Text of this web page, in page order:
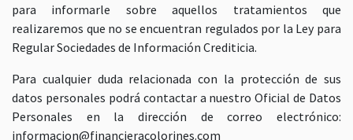
para informarle sobre aquellos tratamientos que
realizaremos que no se encuentran regulados por la Ley para
Regular Sociedades de Información Crediticia.
Para cualquier duda relacionada con la protección de sus
datos personales podrá contactar a nuestro Oficial de Datos
Personales en la dirección de correo electrónico:
informacion@financieracolorines.com